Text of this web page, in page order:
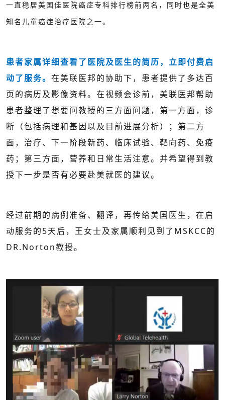
一直稳居美国佳医院癌症专科排行榜前两名，同时也是全美
知名儿童癌症治疗医院之一。
患者家属详细查看了医院及医生的简历，立即付费启
动了服务。 在美联医邦的协助下，患者提供了多达百
页的病历及影像资料。在视频会诊前，美联医邦帮助
患者整理了想要问教授的三方面问题，第一方面，诊
断（包括病理和基因以及目前进展分析）；第二方
面，治疗、下一阶段新药、临床试验、靶向药、免疫
药；第三方面，营养和日常生活注意。并希望得到教
授下一步是否有必要赴美就医的建议。
经过前期的病例准备、翻译，再传给美国医生，在启
动服务的5天后，王女士及家属顺利见到了MSKCC的
DR.Norton教授。